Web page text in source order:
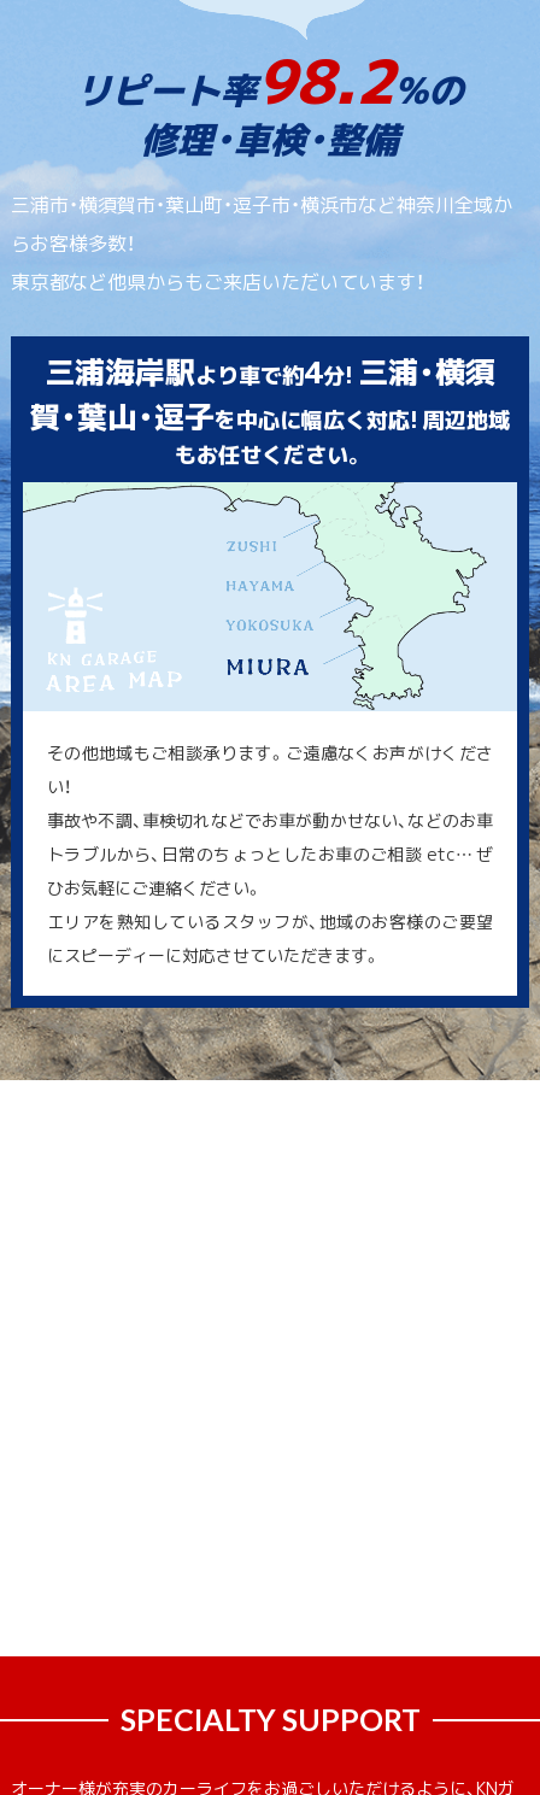
リピート率98.2%の
修理・車検・整備
三浦市・横須賀市・葉山町・逗子市・横浜市など神奈川全域か
らお客様多数！
東京都など他県からもご来店いただいています！
三浦海岸駅より車で約4分! 三浦・横須
賀・葉山・逗子を中心に幅広く対応! 周辺地域
もお任せください。
その他地域もご相談承ります。ご遠慮なくお声がけくださ
い！
事故や不調、車検切れなどでお車が動かせない、などのお車
トラブルから、日常のちょっとしたお車のご相談 etc… ぜ
ひお気軽にご連絡ください。
エリアを熟知しているスタッフが、地域のお客様のご要望
にスピーディーに対応させていただきます。
SPECIALTY SUPPORT
オーナー様が充実のカーライフをお過ごしいただけるように、KNガ